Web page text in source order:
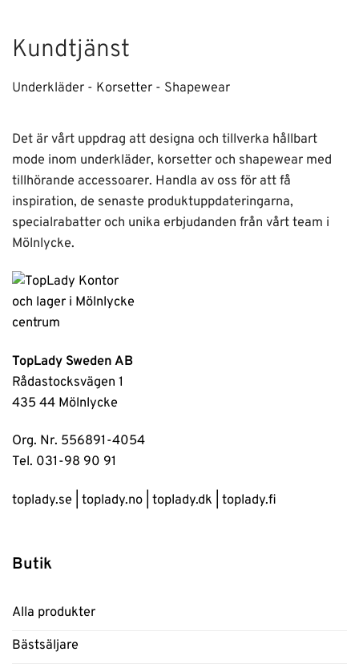
Kundtjänst
Underkläder - Korsetter - Shapewear
Det är vårt uppdrag att designa och tillverka hållbart
mode inom underkläder, korsetter och shapewear med
tillhörande accessoarer. Handla av oss för att få
inspiration, de senaste produktuppdateringarna,
specialrabatter och unika erbjudanden från vårt team i
Mölnlycke.
TopLady Sweden AB
Rådastocksvägen 1
435 44 Mölnlycke
Org. Nr. 556891-4054
Tel. 031-98 90 91
toplady.se toplady.no toplady.dk toplady.fi
Butik
Alla produkter
Bästsäljare